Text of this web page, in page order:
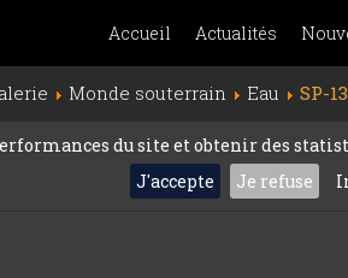
Accueil Actualités
Monde souterrain Eau SP-
du site et obtenir des
J'accepte
Je refuse